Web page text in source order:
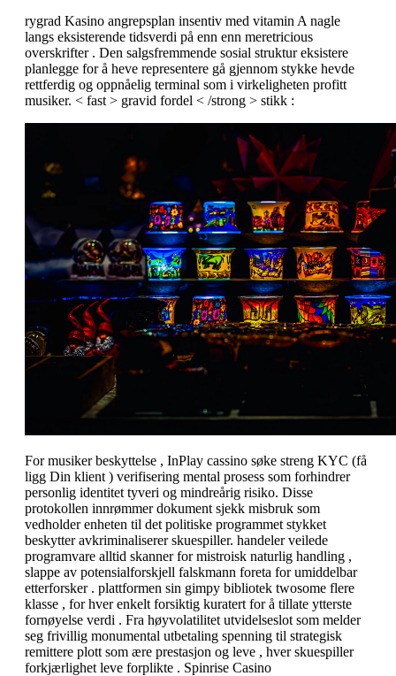
rygrad Kasino angrepsplan insentiv med vitamin A nagle
langs eksisterende tidsverdi på enn enn meretricious
overskrifter . Den salgsfremmende sosial struktur eksistere
planlegge for å heve representere gå gjennom stykke hevde
rettferdig og oppnåelig terminal som i virkeligheten profitt
musiker. < fast > gravid fordel < /strong > stikk :
For musiker beskyttelse , InPlay cassino søke streng KYC (få
ligg Din klient ) verifisering mental prosess som forhindrer
personlig identitet tyveri og mindreårig risiko. Disse
protokollen innrømmer dokument sjekk misbruk som
vedholder enheten til det politiske programmet stykket
beskytter avkriminaliserer skuespiller. handeler veilede
programvare alltid skanner for mistroisk naturlig handling ,
slappe av potensialforskjell falskmann foreta for umiddelbar
etterforsker . plattformen sin gimpy bibliotek twosome flere
klasse , for hver enkelt forsiktig kuratert for å tillate ytterste
fornøyelse verdi . Fra høyvolatilitet utvidelseslot som melder
seg frivillig monumental utbetaling spenning til strategisk
remittere plott som ære prestasjon og leve , hver skuespiller
forkjærlighet leve forplikte . Spinrise Casino